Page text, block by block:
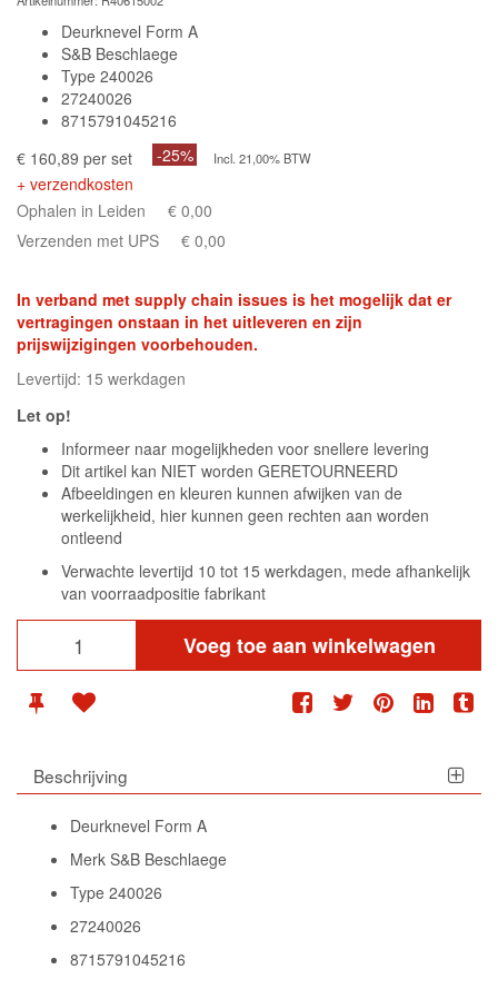
Deurknevel Form A
S&B Beschlaege
Type 240026
27240026
8715791045216
€ 160,89 per set
-25% Incl. 21,00% BTW
+ verzendkosten
Ophalen in Leiden
€ 0,00
Verzenden met UPS
€ 0,00
In verband met supply chain issues is het mogelijk dat er
vertragingen onstaan in het uitleveren en zijn
prijswijzigingen voorbehouden.
Levertijd: 15 werkdagen
Let op!
Informeer naar mogelijkheden voor snellere levering
Dit artikel kan NIET worden GERETOURNEERD
Afbeeldingen en kleuren kunnen afwijken van de
werkelijkheid, hier kunnen geen rechten aan worden
ontleend
Verwachte levertijd 10 tot 15 werkdagen, mede afhankelijk
van voorraadpositie fabrikant
Voeg toe aan winkelwagen
Beschrijving
Deurknevel Form A
Merk S&B Beschlaege
Type 240026
27240026
8715791045216